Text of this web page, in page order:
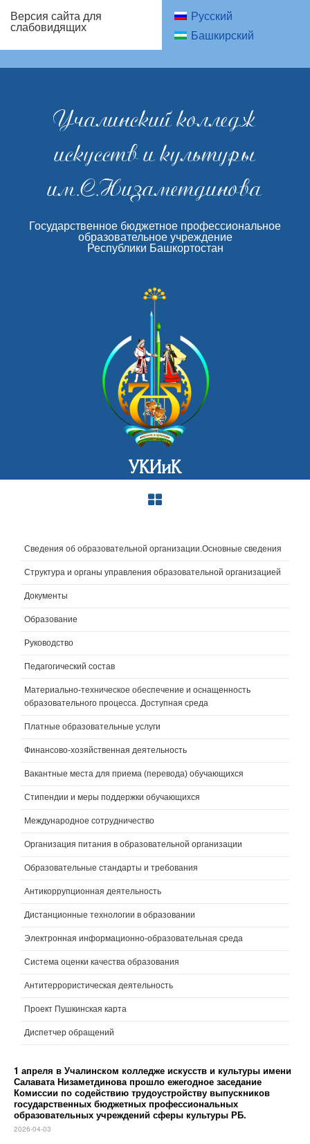
Версия сайта для
слабовидящих
Русский
Башкирский
Учалинский колледж
искусств и культуры
им.С.Низаметдинова
Государственное бюджетное профессиональное
образовательное учреждение
Республики Башкортостан
УКИиК
Сведения об образовательной организации.Основные сведения
Структура и органы управления образовательной организацией
Документы
Образование
Руководство
Педагогический состав
Материально-техническое обеспечение и оснащенность
образовательного процесса. Доступная среда
Платные образовательные услуги
Финансово-хозяйственная деятельность
Вакантные места для приема (перевода) обучающихся
Стипендии и меры поддержки обучающихся
Международное сотрудничество
Организация питания в образовательной организации
Образовательные стандарты и требования
Антикоррупционная деятельность
Дистанционные технологии в образовании
Электронная информационно-образовательная среда
Система оценки качества образования
Антитеррористическая деятельность
Проект Пушкинская карта
Диспетчер обращений
1 апреля в Учалинском колледже искусств и культуры имени
Салавата Низаметдинова прошло ежегодное заседание
Комиссии по содействию трудоустройству выпускников
государственных бюджетных профессиональных
образовательных учреждений сферы культуры РБ.
2026-04-03